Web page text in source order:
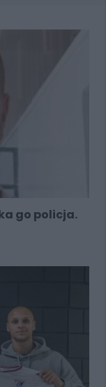
go policja.